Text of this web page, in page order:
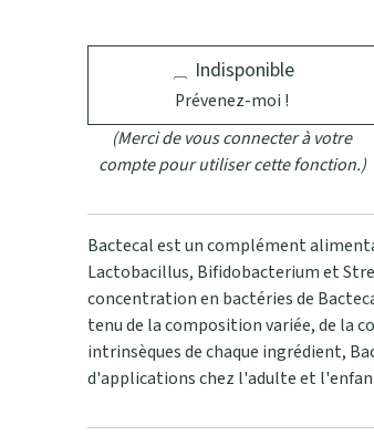
Indisponible
Prévenez-moi !
(Merci de vous connecter à votre
compte pour utiliser cette fonction.)
Bactecal est un complément
Lactobacillus, Bifidobacterium et
concentration en bactéries de
tenu de la composition variée, de la
intrinsèques de chaque ingrédient,
d'applications chez l'adulte et